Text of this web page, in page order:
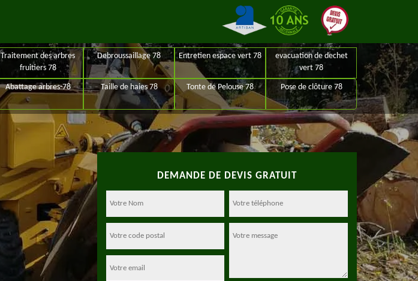
Traitement des arbres
fruitiers 78
Debroussaillage 78 Entretien espace vert 78
evacuation de dechet
vert 78
Abattage arbres-78 Taille de haies 78 Tonte de Pelouse 78 Pose de clôture 78
DEMANDE DE DEVIS GRATUIT